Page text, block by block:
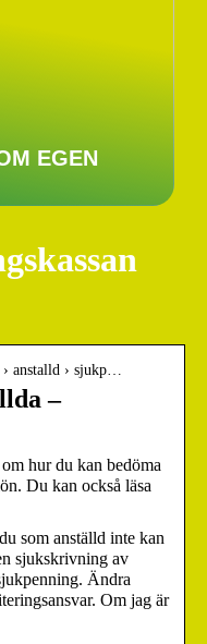
EGEN
anstalld › sjukp…
–
hur du kan bedöma
Du kan också läsa
som anställd inte kan
sjukskrivning av
Ändra
Om jag är